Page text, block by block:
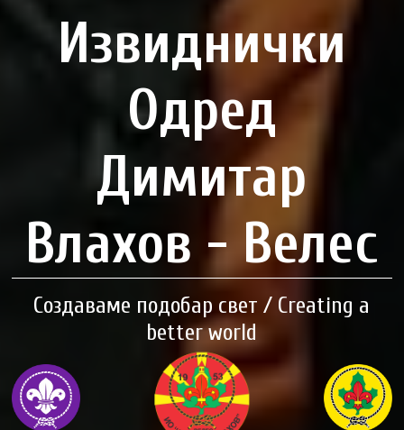
Извиднички
Одред
Димитар
Влахов - Велес
Создаваме подобар свет / Creating a
better world